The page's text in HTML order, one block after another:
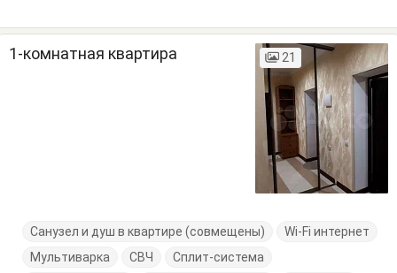
1-комнатная квартира 21
Санузел и душ в квартире (совмещены)
Wi-Fi интернет
Мультиварка
СВЧ
Сплит-система